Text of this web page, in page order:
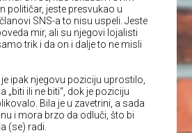
političar, jeste presvukao u
SNS-a to nisu uspeli. Jeste
mir, ali su njegovi lojalisti
trik i da on i dalje to ne misli
ipak njegovu poziciju uprostilo,
„biti ili ne biti“, dok je poziciju
Bila je u zavetrini, a sada
i mora brzo da odluči, što bi
(se) radi.